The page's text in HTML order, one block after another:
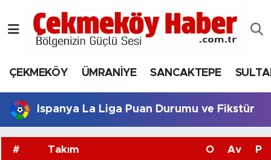
ÇEKMEKÖY ÜMRANİYE SANCAKTEPE
İspanya La Liga Puan Durumu ve Fikstür
# Takım O Av P
Nöbetçi Eczaneler
Hava Durumu
Namaz Vakitleri
Trafik Durumu